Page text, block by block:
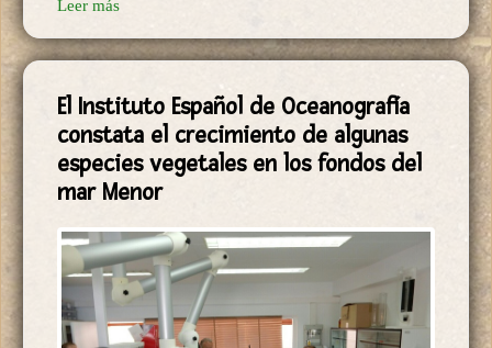
El Instituto Español de Oceanografía
constata el crecimiento de algunas
especies vegetales en los fondos del
mar Menor